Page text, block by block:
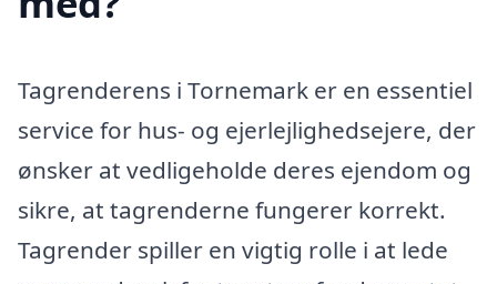
Tagrenderens i Tornemark er en essentiel
service for hus- og ejerlejlighedsejere, der
ønsker at vedligeholde deres ejendom og
sikre, at tagrenderne fungerer korrekt.
Tagrender spiller en vigtig rolle i at lede